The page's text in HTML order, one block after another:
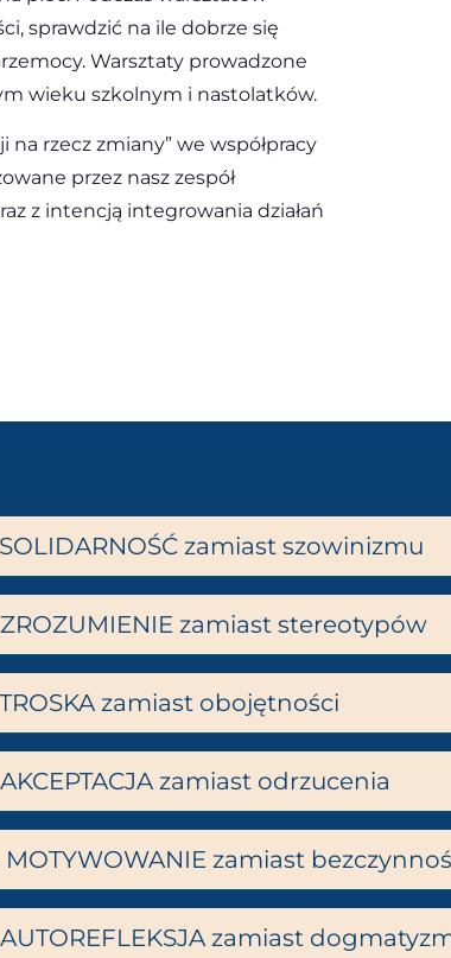
sprawdzić na ile dobrze się
Warsztaty prowadzone
wieku szkolnym i nastolatków.
rzecz zmiany” we współpracy
przez nasz zespół
z intencją integrowania działań
zamiast szowinizmu
zamiast stereotypów
zamiast obojętności
zamiast odrzucenia
zamiast
zamiast